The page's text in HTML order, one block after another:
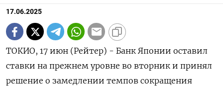
17.06.2025
ТОКИО, 17 июн (Рейтер) - Банк Японии оставил
ставки на прежнем уровне во вторник и принял
решение о замедлении темпов сокращения